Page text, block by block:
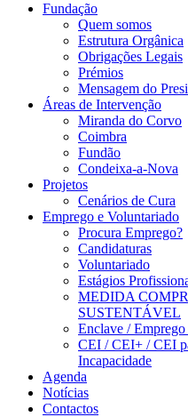
Fundação
Quem somos
Estrutura Orgânica
Obrigações Legais
Prémios
Mensagem do
Áreas de Intervenção
Miranda do Corvo
Coimbra
Fundão
Condeixa-a-Nova
Projetos
Cenários de Cura
Emprego e Voluntariado
Procura Emprego?
Candidaturas
Voluntariado
Estágios
MEDIDA
SUSTENTÁVEL
Enclave /
CEI / CEI+ / CEI
Incapacidade
Agenda
Notícias
Contactos